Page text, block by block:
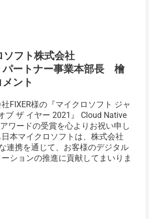
フト株式会社
パートナー事業本部長 檜
ント
社FIXER様の『マイクロソフト ジャ
ブ ザ イヤー 2021』 Cloud Native
ワードの受賞を心よりお祝い申し
日本マイクロソフトは、株式会社
連携を通じて、お客様のデジタル
ションの推進に貢献してまいりま